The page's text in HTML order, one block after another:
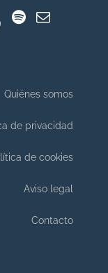
Quiénes somos
de privacidad
de cookies
Aviso legal
Contacto